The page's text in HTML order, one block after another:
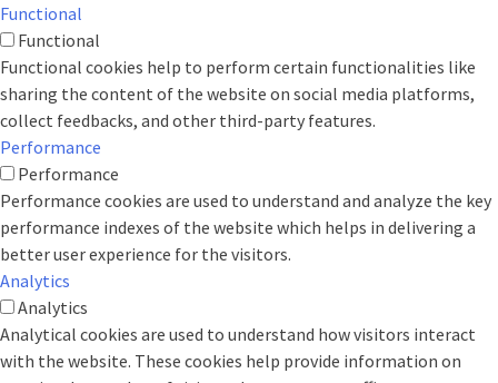
Functional
Functional
Functional cookies help to perform certain functionalities like
sharing the content of the website on social media platforms,
collect feedbacks, and other third-party features.
Performance
Performance
Performance cookies are used to understand and analyze the key
performance indexes of the website which helps in delivering a
better user experience for the visitors.
Analytics
Analytics
Analytical cookies are used to understand how visitors interact
with the website. These cookies help provide information on